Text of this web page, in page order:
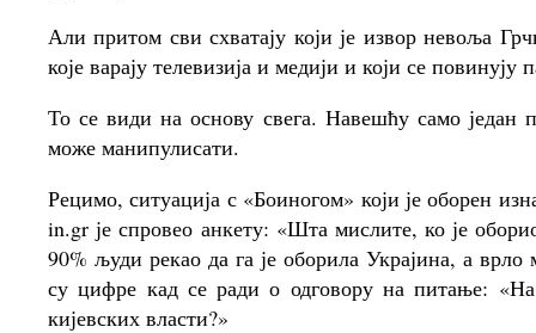
Али притом сви схватају који је извор невоља
које варају телевизија и медији и који се
То се види на основу свега. Навешћу само један
може манипулисати.
Рецимо, ситуација с «Боиногом» који је оборен
in.gr је спровео анкету: «Шта мислите, ко је
90% људи рекао да га је оборила Украјина, а
су цифре кад се ради о одговору на питање:
кијевских власти?»